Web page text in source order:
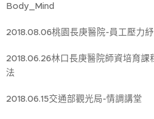
Body_Mind
2018.08.06桃園長庚醫院-員工壓力
2018.06.26林口長庚醫院師資培育
法
2018.06.15交通部觀光局-情調講堂